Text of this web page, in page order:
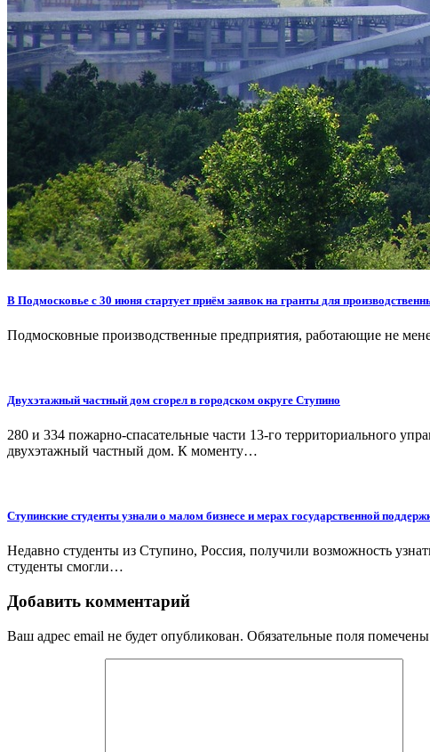
В Подмосковье с 30 июня стартует приём заявок на гранты для
Подмосковные производственные предприятия, работающие не
Двухэтажный частный дом сгорел в городском округе Ступино
280 и 334 пожарно-спасательные части 13-го территориального
двухэтажный частный дом. К моменту…
Ступинские студенты узнали о малом бизнесе и мерах государственной
Недавно студенты из Ступино, Россия, получили возможность
студенты смогли…
Добавить комментарий
Ваш адрес email не будет опубликован. Обязательные поля помечены